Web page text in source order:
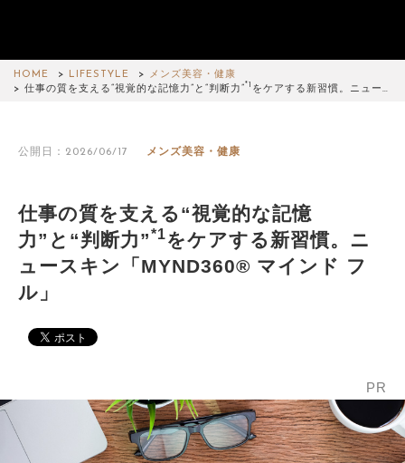
HOME LIFESTYLE
メンズ美容・健康
仕事の質を支える“視覚的な記憶力”と“判断力”*1 をケアする新習慣。ニュー…
公開日：2026/06/17 メンズ美容・健康
仕事の質を支える“視覚的な記憶
力”と“判断力”*1をケアする新習慣。ニ
ュースキン「MYND360® マインド フ
ル」
PR